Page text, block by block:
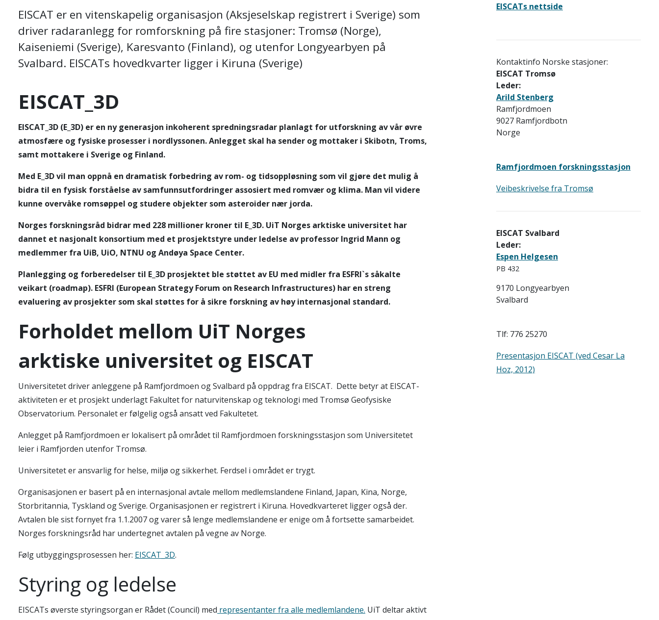
EISCAT er en vitenskapelig organisasjon (Aksjeselskap registrert i Sverige) som
driver radaranlegg for romforskning på fire stasjoner: Tromsø (Norge),
Kaiseniemi (Sverige), Karesvanto (Finland), og utenfor Longyearbyen på
Svalbard. EISCATs hovedkvarter ligger i Kiruna (Sverige)
EISCAT_3D
EISCAT_3D (E_3D) er en ny generasjon inkoherent spredningsradar planlagt for utforskning av vår øvre
atmosfære og fysiske prosesser i nordlyssonen. Anlegget skal ha sender og mottaker i Skibotn, Troms,
samt mottakere i Sverige og Finland.
Med E_3D vil man oppnå en dramatisk forbedring av rom- og tidsoppløsning som vil gjøre det mulig å
bidra til en fysisk forståelse av samfunnsutfordringer assosiert med romvær og klima. Man vil videre
kunne overvåke romsøppel og studere objekter som asteroider nær jorda.
Norges forskningsråd bidrar med 228 millioner kroner til E_3D. UiT Norges arktiske universitet har
dannet et nasjonalt konsortium med et prosjektstyre under ledelse av professor Ingrid Mann og
medlemmer fra UiB, UiO, NTNU og Andøya Space Center.
Planlegging og forberedelser til E_3D prosjektet ble støttet av EU med midler fra ESFRI`s såkalte
veikart (roadmap). ESFRI (European Strategy Forum on Research Infrastructures) har en streng
evaluering av prosjekter som skal støttes for å sikre forskning av høy internasjonal standard.
Forholdet mellom UiT Norges
arktiske universitet og EISCAT
Universitetet driver anleggene på Ramfjordmoen og Svalbard på oppdrag fra EISCAT. Dette betyr at EISCAT-
aktiviteten er et prosjekt underlagt Fakultet for naturvitenskap og teknologi med Tromsø Geofysiske
Observatorium. Personalet er følgelig også ansatt ved Fakultetet.
Anlegget på Ramfjordmoen er lokalisert på området til Ramfjordmoen forskningsstasjon som Universitetet
leier i Ramfjorden utenfor Tromsø.
Universitetet er ansvarlig for helse, miljø og sikkerhet. Ferdsel i området er trygt.
Organisasjonen er basert på en internasjonal avtale mellom medlemslandene Finland, Japan, Kina, Norge,
Storbritannia, Tyskland og Sverige. Organisasjonen er registrert i Kiruna. Hovedkvarteret ligger også der.
Avtalen ble sist fornyet fra 1.1.2007 og varer så lenge medlemslandene er enige om å fortsette samarbeidet.
Norges forskningsråd har undertegnet avtalen på vegne av Norge.
Følg utbyggingsprosessen her: EISCAT_3D.
Styring og ledelse
EISCATs øverste styringsorgan er Rådet (Council) med representanter fra alle medlemlandene. UiT deltar aktivt
EISCATs nettside
Kontaktinfo Norske stasjoner:
EISCAT Tromsø
Leder:
Arild Stenberg
Ramfjordmoen
9027 Ramfjordbotn
Norge
Ramfjordmoen forskningsstasjon
Veibeskrivelse fra Tromsø
EISCAT Svalbard
Leder:
Espen Helgesen
PB 432
9170 Longyearbyen
Svalbard
Tlf: 776 25270
Presentasjon EISCAT (ved Cesar La
Hoz, 2012)